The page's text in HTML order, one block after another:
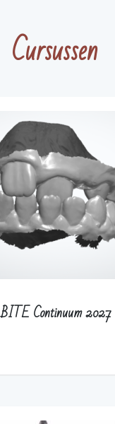
Cursussen
BITE Continuum 2027